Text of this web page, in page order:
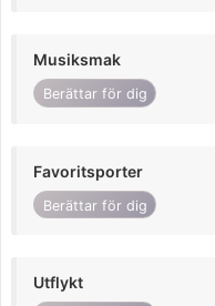
Musiksmak
Berättar för dig
Favoritsporter
Berättar för dig
Utflykt